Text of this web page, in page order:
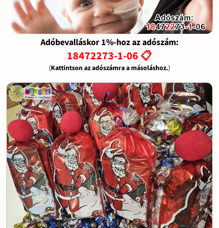
Adóbevalláskor 1%-hoz az adószám:
18472273-1-06 📋
(Kattintson az adószámra a másoláshoz.)